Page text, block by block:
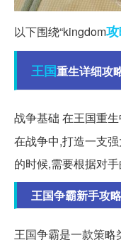
以下围绕“kingdom
王国重生详细攻
战争基础 在王国重
在战争中,打造一支
的时候,需要根据对
王国争霸新手攻
王国争霸是一款策略